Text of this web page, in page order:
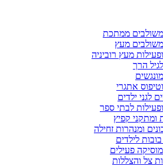
ממתכת
מעץ
מעץ רוביניה
הרך
אתגרי
לגני ילדים
לבתי ספר
ומתקני קפיץ
ומנהרות זחילה
לילדים
פעילים
צל והצללות